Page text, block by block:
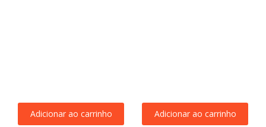
Adicionar ao carrinho Adicionar ao carrinho